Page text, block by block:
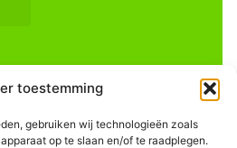
toestemming
gebruiken wij technologieën zoals
op te slaan en/of te raadplegen.